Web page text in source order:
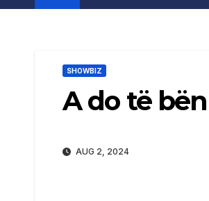
SHOWBIZ
A do të
AUG 2, 2024